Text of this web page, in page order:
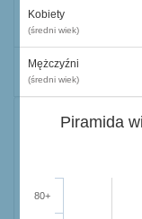
Kobiety
(średni wiek)
Mężczyźni
(średni wiek)
Piramida
80+